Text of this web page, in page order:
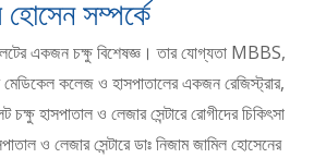
হোসেন সম্পর্কে
একজন চক্ষু বিশেষজ্ঞ। তার যোগ্যতা MBBS,
কলেজ ও হাসপাতালের একজন রেজিস্ট্রার,
চক্ষু হাসপাতাল ও লেজার সেন্টারে রোগীদের চিকিৎসা
ও লেজার সেন্টারে ডাঃ নিজাম জামিল হোসেনের